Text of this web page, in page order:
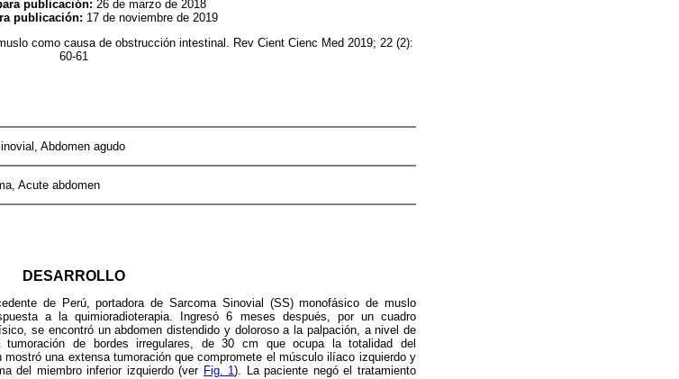
publicación: 26 de marzo de 2018
publicación: 17 de noviembre de 2019
como causa de obstrucción intestinal. Rev Cient Cienc Med 2019; 22 (2):
60-61
Abdomen agudo
Acute abdomen
DESARROLLO
de Perú, portadora de Sarcoma Sinovial (SS) monofásico de muslo
a la quimioradioterapia. Ingresó 6 meses después, por un cuadro
se encontró un abdomen distendido y doloroso a la palpación, a nivel de
de bordes irregulares, de 30 cm que ocupa la totalidad del
una extensa tumoración que compromete el músculo ilíaco izquierdo y
del miembro inferior izquierdo (ver Fig. 1). La paciente negó el tratamiento